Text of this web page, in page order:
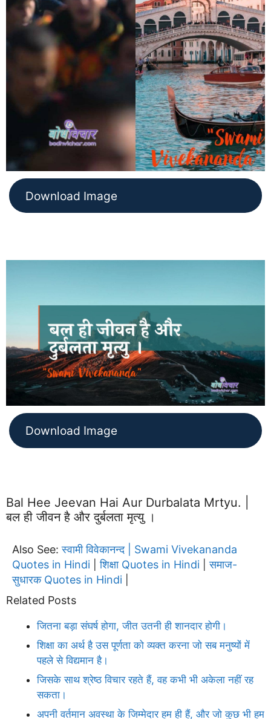
Download Image
Download Image
Bal Hee Jeevan Hai Aur Durbalata Mrtyu. |
बल ही जीवन है और दुर्बलता मृत्यु ।
Also See:स्वामी विवेकानन्द | Swami Vivekananda
Quotes in Hindi |शिक्षा Quotes in Hindi |समाज-
सुधारक Quotes in Hindi
Related Posts
जितना बड़ा संघर्ष होगा, जीत उतनी ही शानदार होगी।
शिक्षा का अर्थ है उस पूर्णता को व्यक्त करना जो सब मनुष्यों में
पहले से विद्यमान है।
जिसके साथ श्रेष्ठ विचार रहते हैं, वह कभी भी अकेला नहीं रह
सकता।
अपनी वर्तमान अवस्था के जिम्मेदार हम ही हैं, और जो कुछ भी हम